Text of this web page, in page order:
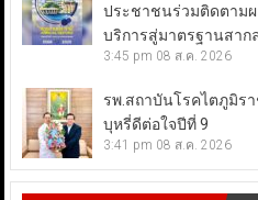
ประชาชนร่วมติดตามผ
บริการสู่มาตรฐานสาก
3:45 pm 08 ส.ค. 2026
รพ.สถาบันโรคไตภูมิร
บุหรี่ดีต่อใจปีที่ 9
3:41 pm 08 ส.ค. 2026